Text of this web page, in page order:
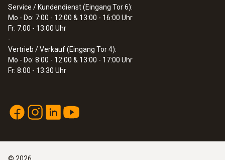
Service / Kundendienst (Eingang Tor 6):
Mo - Do: 7:00 - 12:00 & 13:00 - 16:00 Uhr
Fr: 7:00 - 13:00 Uhr
-
Vertrieb / Verkauf (Eingang Tor 4):
Mo - Do: 8:00 - 12:00 & 13:00 - 17:00 Uhr
Fr: 8:00 - 13:30 Uhr